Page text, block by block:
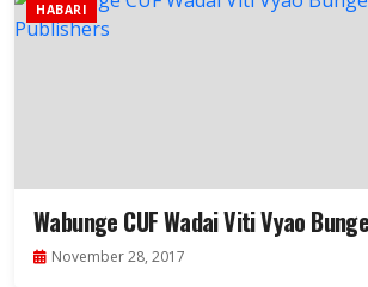
HABARI
Wabunge CUF Wadai Viti Vyao
November 28, 2017